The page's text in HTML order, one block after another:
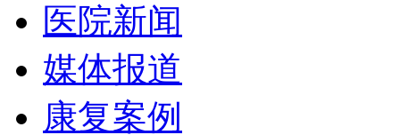
医院新闻
媒体报道
康复案例